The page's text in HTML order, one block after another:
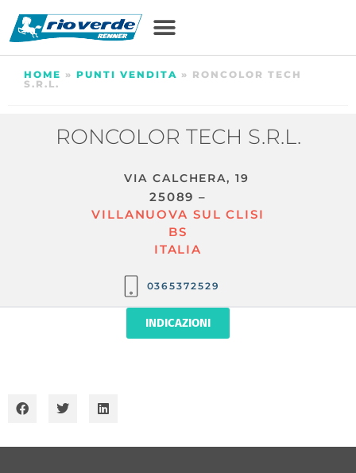
HOME » PUNTI VENDITA » RONCOLOR TECH
S.R.L.
RONCOLOR TECH S.R.L.
VIA CALCHERA, 19
25089 –
VILLANUOVA SUL CLISI
BS
ITALIA
0365372529
INDICAZIONI